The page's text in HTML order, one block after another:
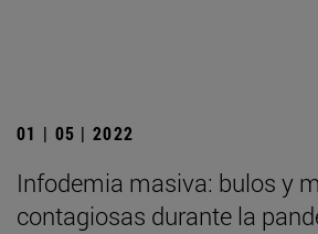
01 | 05 | 2022
Infodemia masiva: bulos y
contagiosas durante la